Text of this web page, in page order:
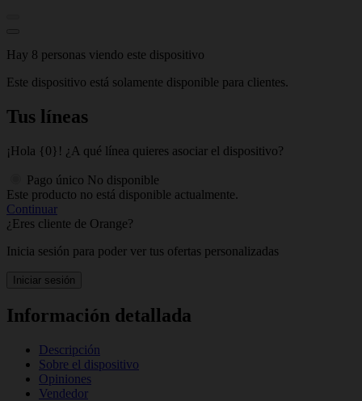
Hay 8 personas viendo este dispositivo
Este dispositivo está solamente disponible para clientes.
Tus líneas
¡Hola {0}! ¿A qué línea quieres asociar el dispositivo?
Pago único No disponible
Este producto no está disponible actualmente.
Continuar
¿Eres cliente de Orange?
Inicia sesión para poder ver tus ofertas personalizadas
Iniciar sesión
Información detallada
Descripción
Sobre el dispositivo
Opiniones
Vendedor